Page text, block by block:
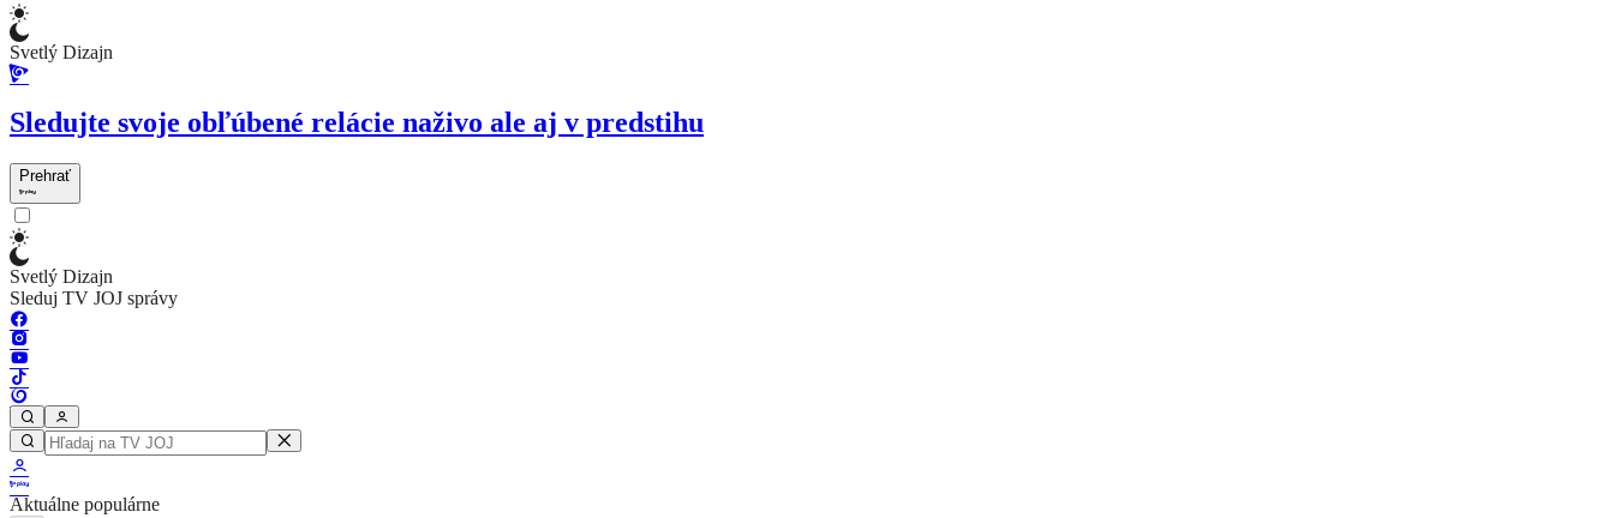
Svetlý Dizajn
Sledujte svoje obľúbené relácie naživo ale aj v predstihu
Prehrať
Svetlý Dizajn
Sleduj TV JOJ správy
Aktuálne populárne